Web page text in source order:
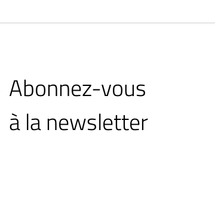
Abonnez-vous
à la newsletter